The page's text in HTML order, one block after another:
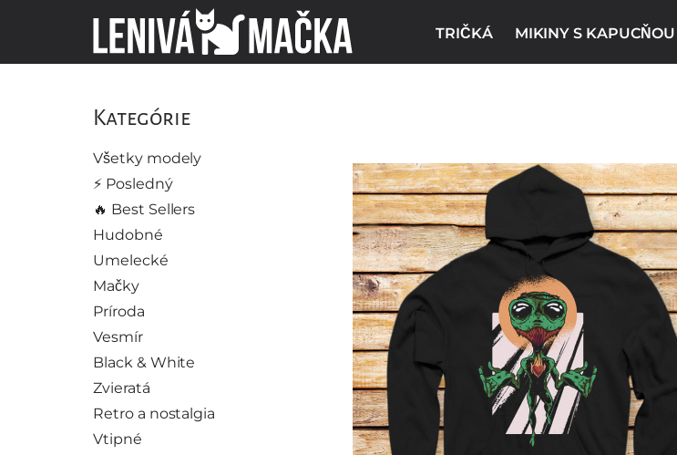
TRIČKÁ MIKINY S KAPUCŇOU
Kategórie
Všetky modely
⚡️ Posledný
🔥 Best Sellers
Hudobné
Umelecké
Mačky
Príroda
Vesmír
Black & White
Zvieratá
Retro a nostalgia
Vtipné